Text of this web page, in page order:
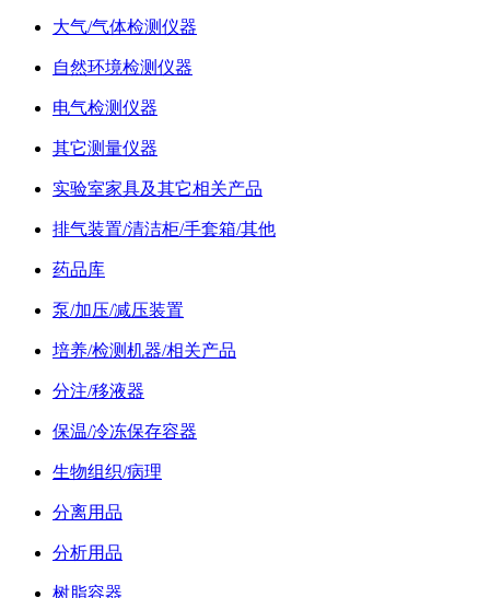
大气/气体检测仪器
自然环境检测仪器
电气检测仪器
其它测量仪器
实验室家具及其它相关产品
排气装置/清洁柜/手套箱/其他
药品库
泵/加压/减压装置
培养/检测机器/相关产品
分注/移液器
保温/冷冻保存容器
生物组织/病理
分离用品
分析用品
树脂容器